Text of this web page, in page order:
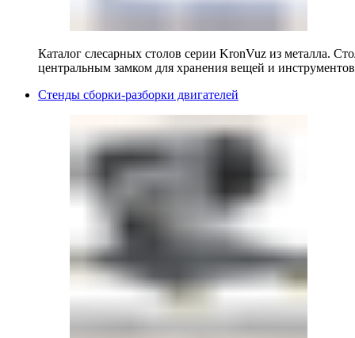
Каталог слесарных столов серии KronVuz из металла.
центральным замком для хранения вещей и
Стенды сборки-разборки двигателей